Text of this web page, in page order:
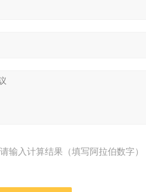
请输入计算结果（填写阿拉伯数字